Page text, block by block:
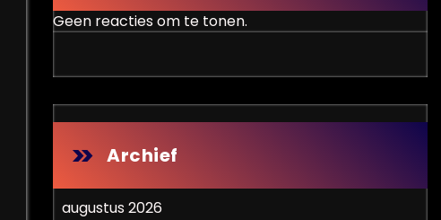
Geen reacties om te tonen.
Archief
augustus 2026